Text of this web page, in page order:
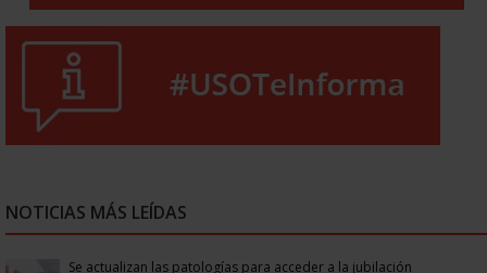
NOTICIAS MÁS LEÍDAS
Se actualizan las patologías para acceder a la jubilación